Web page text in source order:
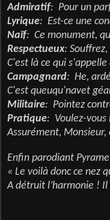
Admiratif: Pour un
Lyrique: Est-ce une
Naïf: Ce monument,
Respectueux:
C'est là ce qui
Campagnard: He,
C'est queuqu'navet
Militaire: Pointez
Pratique: Voulez-
Assurément, Monsieur,
Enfin parodiant Pyrame
« Le voilà donc ce nez
A détruit l’harmonie !